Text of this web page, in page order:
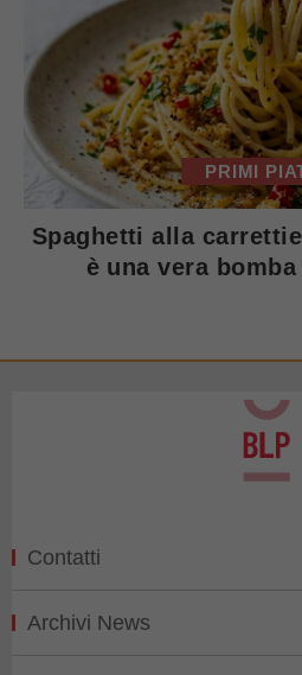
PRIMI
Spaghetti alla
è una vera
Contatti
Archivi News